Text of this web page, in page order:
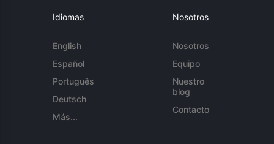
Idiomas
English
Español
Português
Deutsch
Más...
Nosotros
Nosotros
Equipo
Nuestro
blog
Contacto